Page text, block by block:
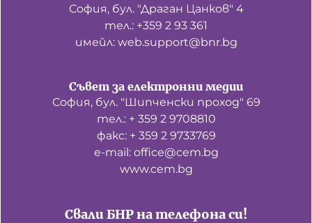
София, бул. "Драган Цанков" 4
тел.: +359 2 93 361
имейл: web.support@bnr.bg
Свали БНР на телефона си!
Съвет за електронни медии
София, бул. "Шипченски проход" 69
тел.: + 359 2 9708810
факс: + 359 2 9733769
е-mail: office@cem.bg
www.cem.bg